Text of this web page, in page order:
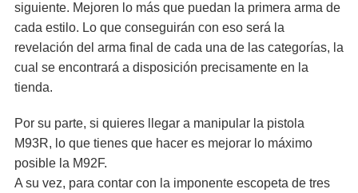
siguiente. Mejoren lo más que puedan la primera arma de
cada estilo. Lo que conseguirán con eso será la
revelación del arma final de cada una de las categorías, la
cual se encontrará a disposición precisamente en la
tienda.
Por su parte, si quieres llegar a manipular la pistola
M93R, lo que tienes que hacer es mejorar lo máximo
posible la M92F.
A su vez, para contar con la imponente escopeta de tres